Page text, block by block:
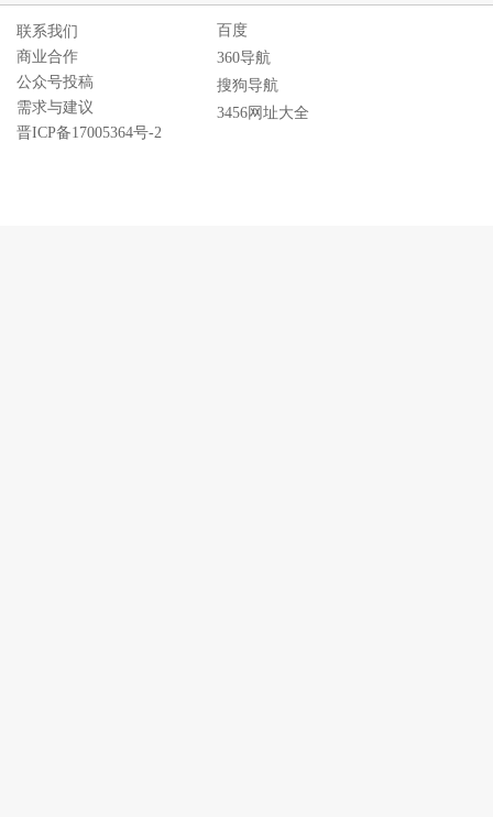
联系我们
商业合作
公众号投稿
需求与建议
晋ICP备17005364号-2
百度
360导航
搜狗导航
3456网址大全